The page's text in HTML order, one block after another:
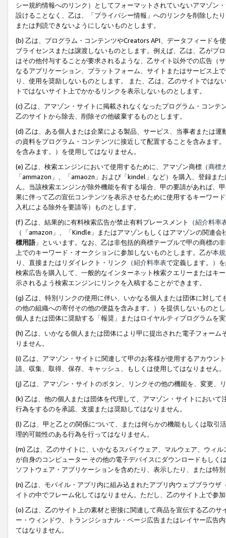
シー規約情報へのリンク）としてフォーマットされていないアマゾン
設けることなく、乙は、「プライバシー情報」へのリンクを削除した
または判読できないようにしないものとします。
(b) 乙は、プログラム・コンテンツやCreators API、データフィード
ブライセンスまたは譲渡しないものとします。例えば、乙は、乙がプ
はその他付与することが要求されるような、乙サイト以外での広告（
なるアプリケーション、プラットフォーム、サイトまたはサービス上
り、使用を奨励しないものとします。 また、乙は、乙のサイトでは
トではないサイト上でかかるリンクを表示しないものとします。
(c) 乙は、アマゾン・サイトに掲載されなくなったプログラム・コン
乙のサイトから除去、削除その他破棄するものとします。
(d) 乙は、ある個人または企業による製品、サービス、当事者または
の資料をプログラム・コンテンツに接近して配置することを含みます
を含みます。）を使用してはなりません。
(e) 乙は、検索エンジンにおいて使用するために、アマゾン商標（商標
「ammazon」、「amaozn」および「kindel」など）を購入、登録ま
ん。当該検索エンジンが除外機能を有する場合、甲の要請があれば、
果に伴って乙の宣伝コンテンツを表示させるために使用するキーワー
入札による除外を要請等）ものとします。
(f) 乙は、結果的に有料検索広告が禁止有料プレースメント（紹介料率
（「amazon」、「Kindle」またはアマゾンもしくはアマゾンの関連
標用語」といいます。なお、乙は非包括的商標テーブルで甲の商標の
上でのキーワード・オークションに参加しないものとします。乙が本
り、直接またはリダイレクト・リンク（紹介料率表で定義します。）
検索広告を購入して、一般的なインターネット検索クエリーまたはキ
示されるよう検索エンジンにリンクを入稿することができます。
(g) 乙は、特別リンクの使用に伴い、いかなる個人または団体に対し
の他の組織への寄付その他の便益を含みます。）を提供しないものと
個人または団体に奨励する「報奨」またはロイヤルティプログラムを
(h) 乙は、いかなる個人または団体により甲に提出された電子フォー
りません。
(i) 乙は、アマゾン・サイトに関連して甲のお客様が使用するアカウン
請、収集、取得、保存、キャッシュ、もしくは使用してはなりません。
(j) 乙は、アマゾン・サイトのボタン、リンクその他の機能を、変更、
(k) 乙は、他の個人または団体を代理して、アマゾン・サイトにおい
行為をするのを承認、支援または奨励してはなりません。
(l) 乙は、甲と乙との関係について、または何らかの機能もしくは取
理的可能性のある行為を行ってはなりません。
(m) 乙は、乙のサイトに、いかなるスパイウェア、マルウェア、ウィ
が自身のコンピューター その他の電子デバイスにダウンロードもし
ソフトウェア・アプリケーションを含めたり、表示したり、または特
(n) 乙は、モバイル・アプリ内に組み込まれたアプリ内ウェブブラウ
イトの中でフレーム化してはなりません。ただし、乙のサイト上で参
(o) 乙は、乙のサイト上の素材と密接に関連して商品を宣伝する乙の
ー・ウィンドウ、トランジショナル・ページ広告またはレイヤー広告
てはなりません。